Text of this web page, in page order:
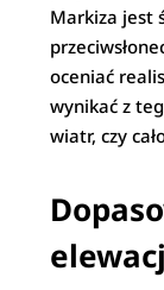
Markiza jest
oceniać
wynikać z
wiatr, czy